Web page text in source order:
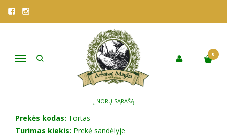
Navigacija
0
Pagrindinis
Vaisinė raudonoji arbata "TORTADIENIO ARBATA"
VAISINĖ RAUDONOJI ARBATA
"TORTADIENIO ARBATA"
Į NORŲ SĄRAŠĄ
Prekės kodas: Tortas
Turimas kiekis: Prekė sandėlyje